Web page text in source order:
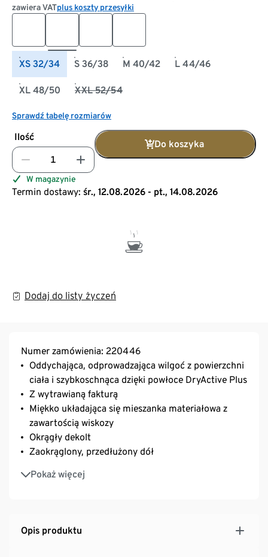
zawiera VATplus koszty przesyłki
XS 32/34 S 36/38 M 40/42 L 44/46
XL 48/50 XXL 52/54
Sprawdź tabelę rozmiarów
Ilość
Do koszyka
W magazynie
Termin dostawy: śr., 12.08.2026 - pt., 14.08.2026
Dodaj do listy życzeń
Numer zamówienia: 220446
Oddychająca, odprowadzająca wilgoć z powierzchni
ciała i szybkoschnąca dzięki powłoce DryActive Plus
Z wytrawianą fakturą
Miękko układająca się mieszanka materiałowa z
zawartością wiskozy
Okrągły dekolt
Zaokrąglony, przedłużony dół
Pokaż więcej
Z materiałem z recyklingu
Opis produktu